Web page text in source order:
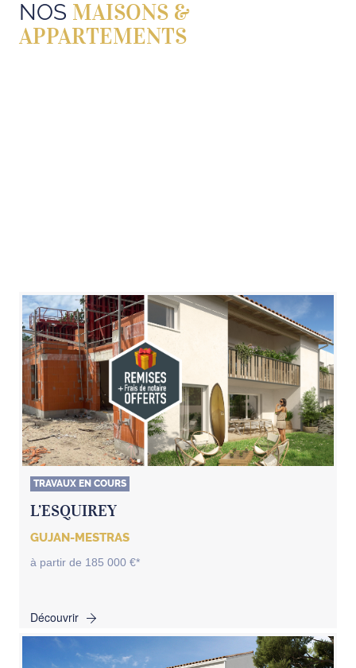
NOS MAISONS &
APPARTEMENTS
TRAVAUX EN COURS
L’ESQUIREY
GUJAN-MESTRAS
à partir de 185 000 €*
Découvrir